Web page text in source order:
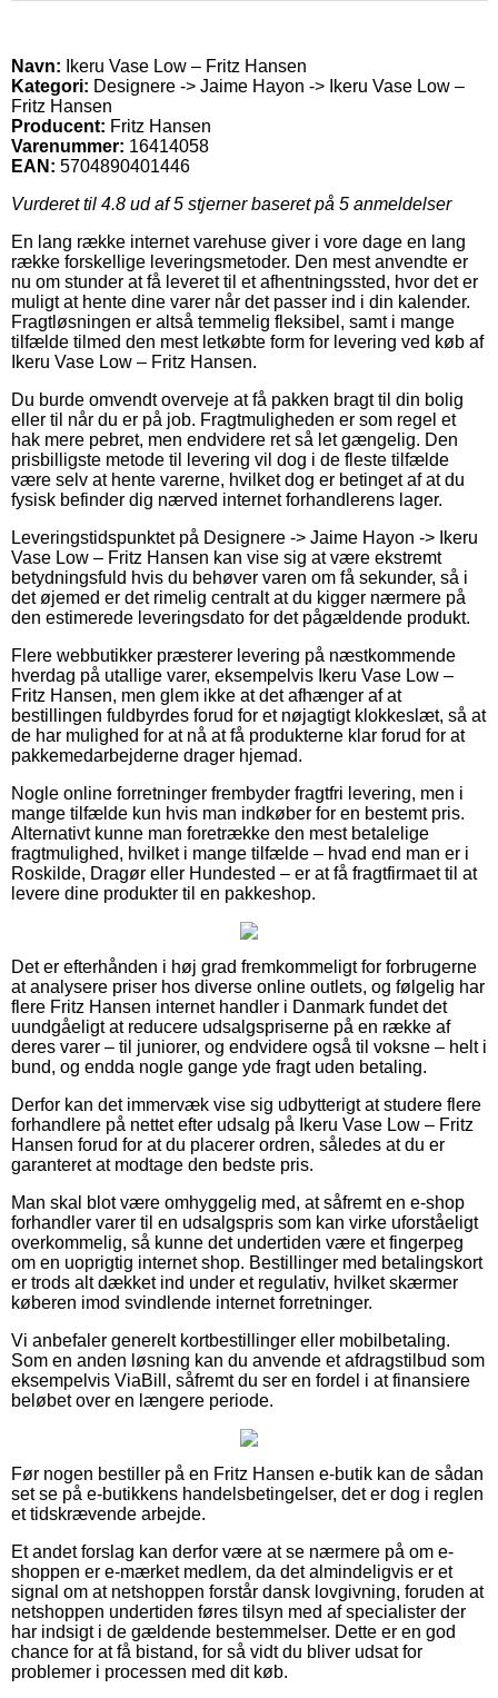
Navn: Ikeru Vase Low – Fritz Hansen
Kategori: Designere -> Jaime Hayon -> Ikeru Vase Low –
Fritz Hansen
Producent: Fritz Hansen
Varenummer: 16414058
EAN: 5704890401446
Vurderet til 4.8 ud af 5 stjerner baseret på 5 anmeldelser
En lang række internet varehuse giver i vore dage en lang
række forskellige leveringsmetoder. Den mest anvendte er
nu om stunder at få leveret til et afhentningssted, hvor det er
muligt at hente dine varer når det passer ind i din kalender.
Fragtløsningen er altså temmelig fleksibel, samt i mange
tilfælde tilmed den mest letkøbte form for levering ved køb af
Ikeru Vase Low – Fritz Hansen.
Du burde omvendt overveje at få pakken bragt til din bolig
eller til når du er på job. Fragtmuligheden er som regel et
hak mere pebret, men endvidere ret så let gængelig. Den
prisbilligste metode til levering vil dog i de fleste tilfælde
være selv at hente varerne, hvilket dog er betinget af at du
fysisk befinder dig nærved internet forhandlerens lager.
Leveringstidspunktet på Designere -> Jaime Hayon -> Ikeru
Vase Low – Fritz Hansen kan vise sig at være ekstremt
betydningsfuld hvis du behøver varen om få sekunder, så i
det øjemed er det rimelig centralt at du kigger nærmere på
den estimerede leveringsdato for det pågældende produkt.
Flere webbutikker præsterer levering på næstkommende
hverdag på utallige varer, eksempelvis Ikeru Vase Low –
Fritz Hansen, men glem ikke at det afhænger af at
bestillingen fuldbyrdes forud for et nøjagtigt klokkeslæt, så at
de har mulighed for at nå at få produkterne klar forud for at
pakkemedarbejderne drager hjemad.
Nogle online forretninger frembyder fragtfri levering, men i
mange tilfælde kun hvis man indkøber for en bestemt pris.
Alternativt kunne man foretrække den mest betalelige
fragtmulighed, hvilket i mange tilfælde – hvad end man er i
Roskilde, Dragør eller Hundested – er at få fragtfirmaet til at
levere dine produkter til en pakkeshop.
Det er efterhånden i høj grad fremkommeligt for forbrugerne
at analysere priser hos diverse online outlets, og følgelig har
flere Fritz Hansen internet handler i Danmark fundet det
uundgåeligt at reducere udsalgspriserne på en række af
deres varer – til juniorer, og endvidere også til voksne – helt i
bund, og endda nogle gange yde fragt uden betaling.
Derfor kan det immervæk vise sig udbytterigt at studere flere
forhandlere på nettet efter udsalg på Ikeru Vase Low – Fritz
Hansen forud for at du placerer ordren, således at du er
garanteret at modtage den bedste pris.
Man skal blot være omhyggelig med, at såfremt en e-shop
forhandler varer til en udsalgspris som kan virke uforståeligt
overkommelig, så kunne det undertiden være et fingerpeg
om en uoprigtig internet shop. Bestillinger med betalingskort
er trods alt dækket ind under et regulativ, hvilket skærmer
køberen imod svindlende internet forretninger.
Vi anbefaler generelt kortbestillinger eller mobilbetaling.
Som en anden løsning kan du anvende et afdragstilbud som
eksempelvis ViaBill, såfremt du ser en fordel i at finansiere
beløbet over en længere periode.
Før nogen bestiller på en Fritz Hansen e-butik kan de sådan
set se på e-butikkens handelsbetingelser, det er dog i reglen
et tidskrævende arbejde.
Et andet forslag kan derfor være at se nærmere på om e-
shoppen er e-mærket medlem, da det almindeligvis er et
signal om at netshoppen forstår dansk lovgivning, foruden at
netshoppen undertiden føres tilsyn med af specialister der
har indsigt i de gældende bestemmelser. Dette er en god
chance for at få bistand, for så vidt du bliver udsat for
problemer i processen med dit køb.